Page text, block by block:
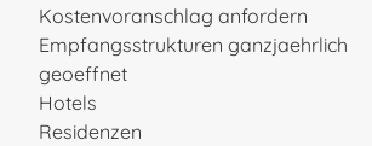
Kostenvoranschlag anfordern
Empfangsstrukturen ganzjaehrlich
geoeffnet
Hotels
Residenzen